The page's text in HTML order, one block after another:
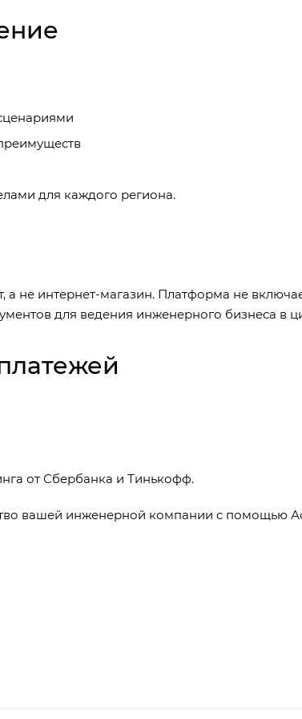
для каждого региона.
не интернет-магазин. Платформа не
для ведения инженерного бизнеса в
от Сбербанка и Тинькофф.
вашей инженерной компании с помощью